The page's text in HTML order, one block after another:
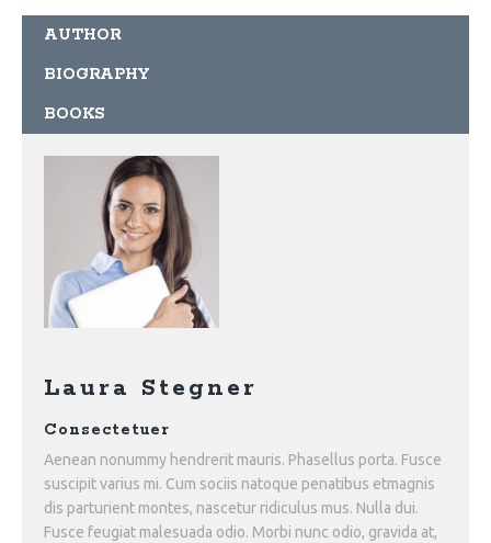
AUTHOR
BIOGRAPHY
BOOKS
Laura Stegner
Consectetuer
Aenean nonummy hendrerit mauris. Phasellus porta. Fusce
suscipit varius mi. Cum sociis natoque penatibus etmagnis
dis parturient montes, nascetur ridiculus mus. Nulla dui.
Fusce feugiat malesuada odio. Morbi nunc odio, gravida at,